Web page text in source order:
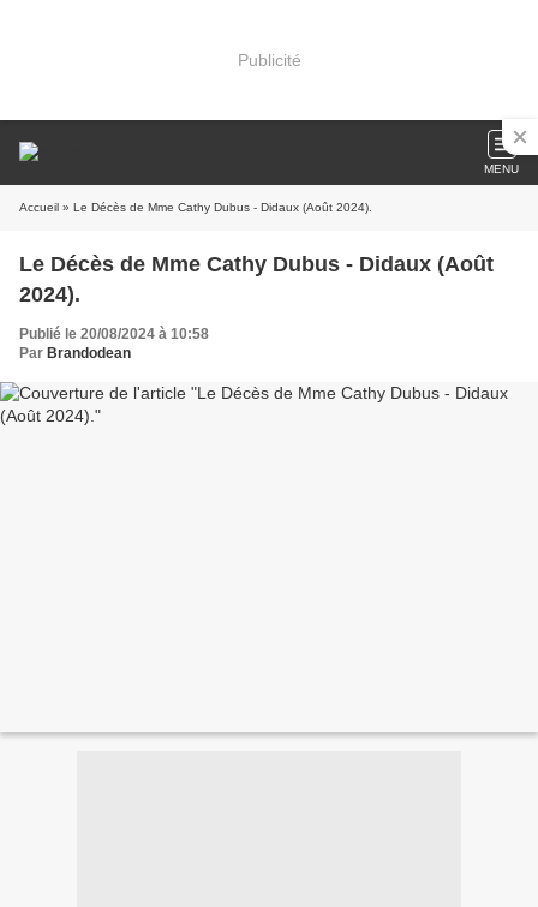
Publicité
MENU
Accueil » Le Décès de Mme Cathy Dubus - Didaux (Août 2024).
Le Décès de Mme Cathy Dubus - Didaux (Août
2024).
Publié le 20/08/2024 à 10:58
Par Brandodean